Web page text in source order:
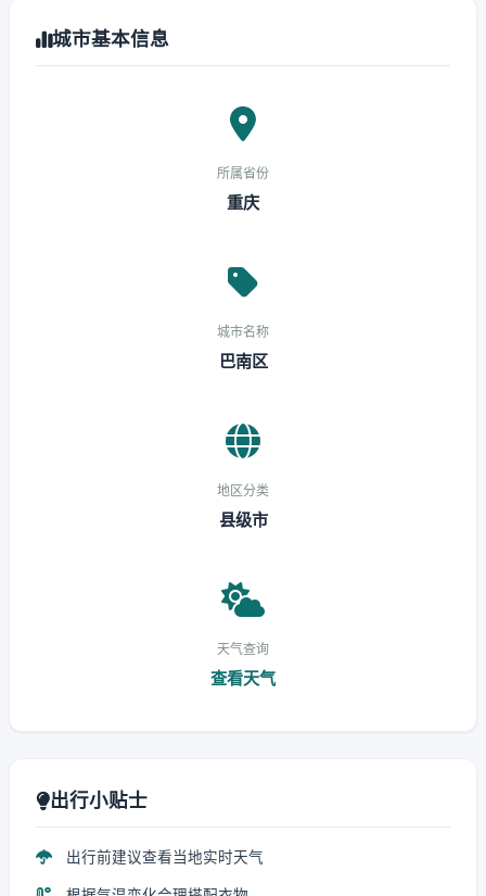
城市基本信息
所属省份
重庆
城市名称
巴南区
地区分类
县级市
天气查询
查看天气
出行小贴士
出行前建议查看当地实时天气